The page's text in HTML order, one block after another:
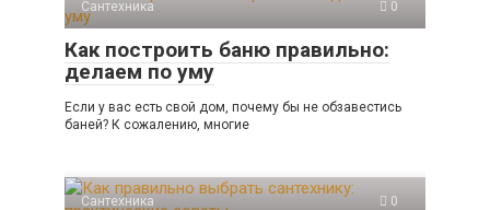
Сантехника 0
Как построить баню правильно:
делаем по уму
Если у вас есть свой дом, почему бы не обзавестись
баней? К сожалению, многие
Сантехника 0